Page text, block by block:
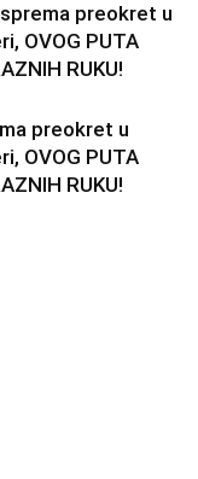
preokret u
OVOG PUTA
RUKU!
preokret u
OVOG PUTA
RUKU!